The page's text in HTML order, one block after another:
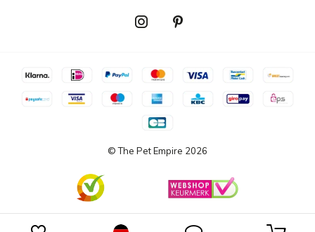
© The Pet Empire 2026